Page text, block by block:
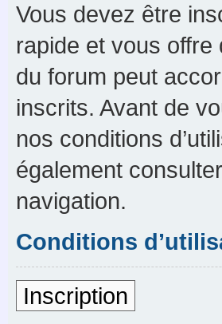
Vous devez être
rapide et vous offre
du forum peut
inscrits. Avant de
nos conditions
également
navigation.
Conditions
Inscription